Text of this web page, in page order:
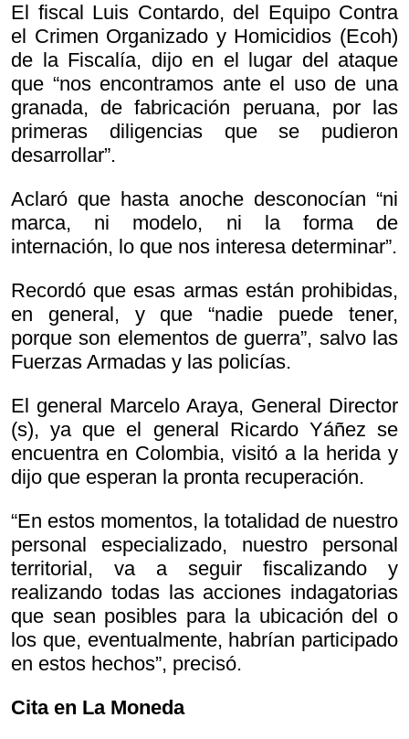
El fiscal Luis Contardo, del Equipo Contra
el Crimen Organizado y Homicidios (Ecoh)
de la Fiscalía, dijo en el lugar del ataque
que “nos encontramos ante el uso de una
granada, de fabricación peruana, por las
primeras diligencias que se pudieron
desarrollar”.
Aclaró que hasta anoche desconocían “ni
marca, ni modelo, ni la forma de
internación, lo que nos interesa determinar”.
Recordó que esas armas están prohibidas,
en general, y que “nadie puede tener,
porque son elementos de guerra”, salvo las
Fuerzas Armadas y las policías.
El general Marcelo Araya, General Director
(s), ya que el general Ricardo Yáñez se
encuentra en Colombia, visitó a la herida y
dijo que esperan la pronta recuperación.
“En estos momentos, la totalidad de nuestro
personal especializado, nuestro personal
territorial, va a seguir fiscalizando y
realizando todas las acciones indagatorias
que sean posibles para la ubicación del o
los que, eventualmente, habrían participado
en estos hechos”, precisó.
Cita en La Moneda